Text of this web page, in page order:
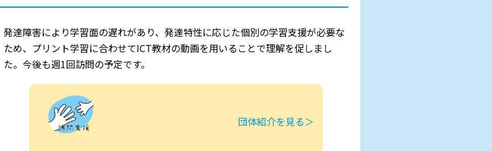
発達障害により学習面の遅れがあり、発達特性に応じた個別の学習支援が必要な
ため、プリント学習に合わせてICT教材の動画を用いることで理解を促しまし
た。今後も週1回訪問の予定です。
団体紹介を見る＞